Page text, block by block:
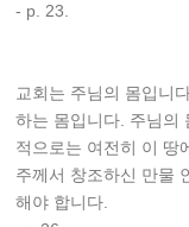
- p. 23.
교회는 주님의 몸입니
하는 몸입니다. 주님의
적으로는 여전히 이 땅
주께서 창조하신 만물
해야 합니다.